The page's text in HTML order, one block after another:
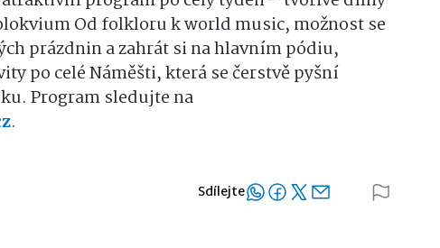
Od folkloru k world music, možnost se
prázdnin a zahrát si na hlavním pódiu,
po celé Náměšti, která se čerstvě pyšní
Program sledujte na
.
Sdílejte